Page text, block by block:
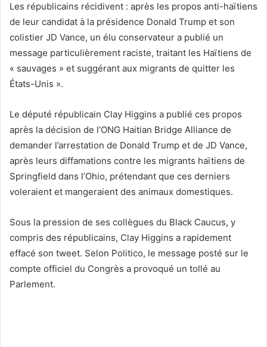
Les républicains récidivent : après les propos anti-haïtiens
de leur candidat à la présidence Donald Trump et son
colistier JD Vance, un élu conservateur a publié un
message particulièrement raciste, traitant les Haïtiens de
« sauvages » et suggérant aux migrants de quitter les
États-Unis ».
Le député républicain Clay Higgins a publié ces propos
après la décision de l’ONG Haitian Bridge Alliance de
demander l’arrestation de Donald Trump et de JD Vance,
après leurs diffamations contre les migrants haïtiens de
Springfield dans l’Ohio, prétendant que ces derniers
voleraient et mangeraient des animaux domestiques.
Sous la pression de ses collègues du Black Caucus, y
compris des républicains, Clay Higgins a rapidement
effacé son tweet. Selon Politico, le message posté sur le
compte officiel du Congrès a provoqué un tollé au
Parlement.